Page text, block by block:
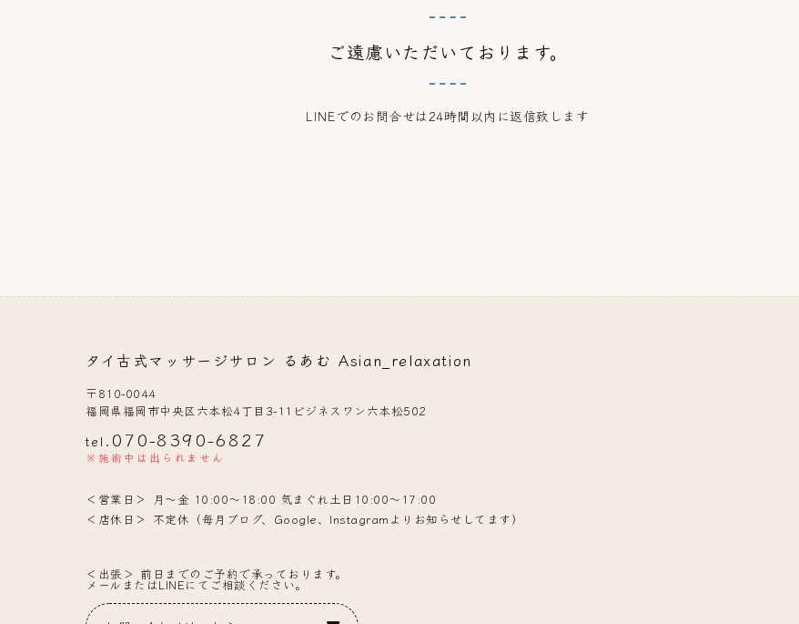
ご遠慮いただいております。
LINEでのお問合せは24時間以内に返信致します
タイ古式マッサージサロン るあむ Asian_relaxation
〒810-0044
福岡県福岡市中央区六本松4丁目3-11ビジネスワン六本松502
tel. 070-8390-6827
※施術中は出られません
営業日
月〜金 10:00〜18:00 気まぐれ土日10:00〜17:00
店休日
不定休（毎月ブログ、Google、Instagramよりお知らせしてます）
出張 前日までのご予約で承っております。
メールまたはLINEにてご相談ください。